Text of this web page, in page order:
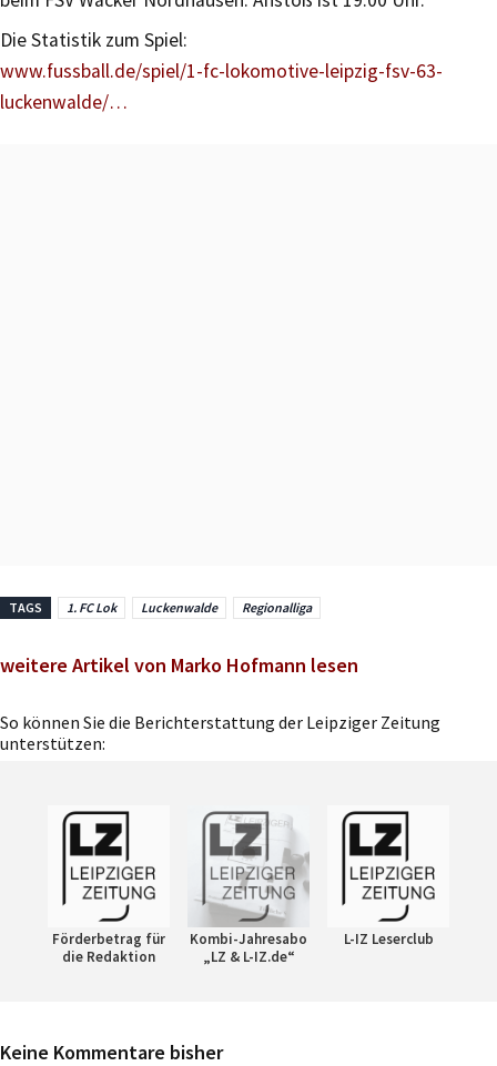
Die Statistik zum Spiel:
www.fussball.de/spiel/1-fc-lokomotive-leipzig-fsv-63-
luckenwalde/…
TAGS 1. FC Lok Luckenwalde Regionalliga
weitere Artikel von Marko Hofmann lesen
So können Sie die Berichterstattung der Leipziger Zeitung
unterstützen:
Förderbetrag für
die Redaktion
Kombi-Jahresabo
„LZ & L-IZ.de“
L-IZ Leserclub
Keine Kommentare bisher